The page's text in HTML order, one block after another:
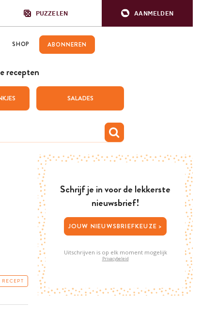
PUZZELEN AANMELDEN
SHOP ABONNEREN
recepten
SALADES
Schrijf je in voor de lekkerste
nieuwsbrief!
JOUW NIEUWSBRIEFKEUZE >
Uitschrijven is op elk moment mogelijk
Privacybeleid